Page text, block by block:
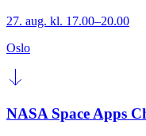
27. aug. kl. 17.00–20.00
Oslo
NASA Space Apps